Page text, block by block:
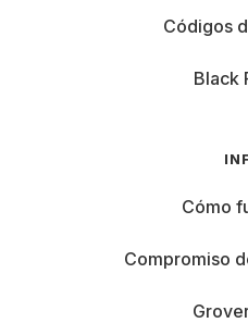
Códigos
Black
Cómo
Compromiso